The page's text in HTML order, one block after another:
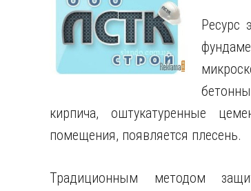
Ресурс
кирпича, оштукатуренные
помещения, появляется плесень.
Традиционным методом